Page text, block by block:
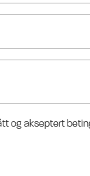
og akseptert